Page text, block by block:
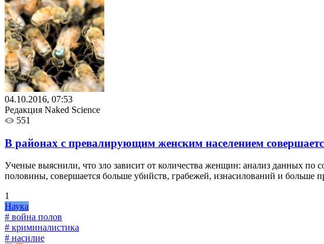
04.10.2016, 07:53
Редакция Naked Science
551
В районах с превалирующим женским населением
Ученые выяснили, что зло зависит от количества женщин: анализ данных
половины, совершается больше убийств, грабежей, изнасилований и больше
1
Наука
# война полов
# криминалистика
# насилие